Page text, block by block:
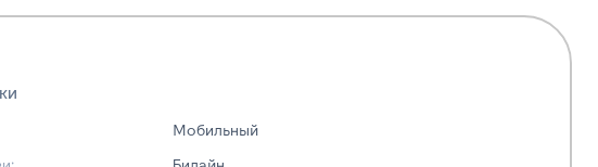
Мобильный